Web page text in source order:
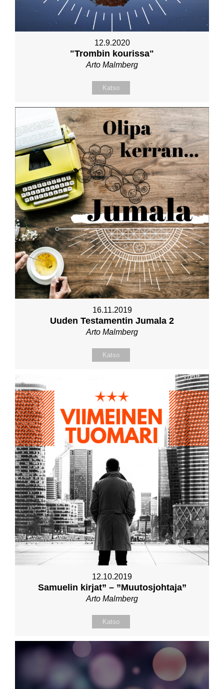
12.9.2020
"Trombin kourissa"
Arto Malmberg
Katso
16.11.2019
Uuden Testamentin Jumala 2
Arto Malmberg
Katso
12.10.2019
Samuelin kirjat” – ”Muutosjohtaja”
Arto Malmberg
Katso